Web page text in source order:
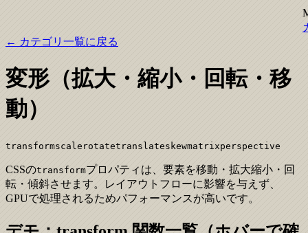
← カテゴリ一覧に戻る
変形（拡大・縮小・回転・移
動）
transformscale rotatetranslateskewmatrixperspective
CSSのtransformプロパティは、要素を移動・拡大縮小・回
転・傾斜させます。レイアウトフローに影響を与えず、
GPUで処理されるためパフォーマンスが高いです。